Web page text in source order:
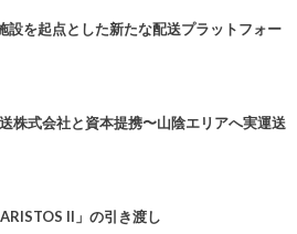
を起点とした新たな配送プラットフォー
株式会社と資本提携〜山陰エリアへ実運送
II」の引き渡し